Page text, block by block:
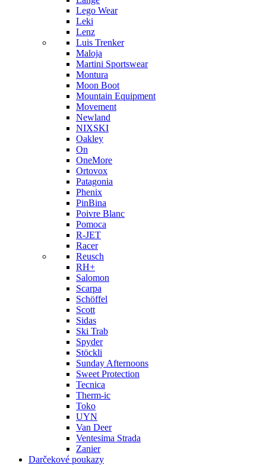
Lego Wear
Leki
Lenz
Luis Trenker
Maloja
Martini Sportswear
Montura
Moon Boot
Mountain Equipment
Movement
Newland
NIXSKI
Oakley
On
OneMore
Ortovox
Patagonia
Phenix
PinBina
Poivre Blanc
Pomoca
R-JET
Racer
Reusch
RH+
Salomon
Scarpa
Schöffel
Scott
Sidas
Ski Trab
Spyder
Stöckli
Sunday Afternoons
Sweet Protection
Tecnica
Therm-ic
Toko
UYN
Van Deer
Ventesima Strada
Zanier
Darčekové poukazy